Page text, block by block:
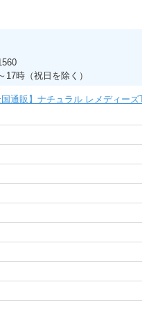
時（祝日を除く）
通販】ナチュラル レメディー